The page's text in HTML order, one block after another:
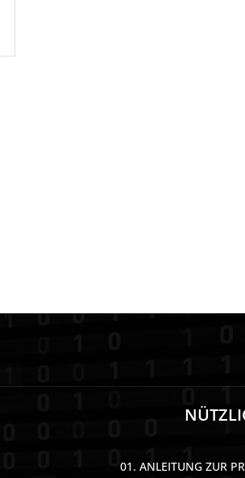
01. ANLEITUNG ZUR